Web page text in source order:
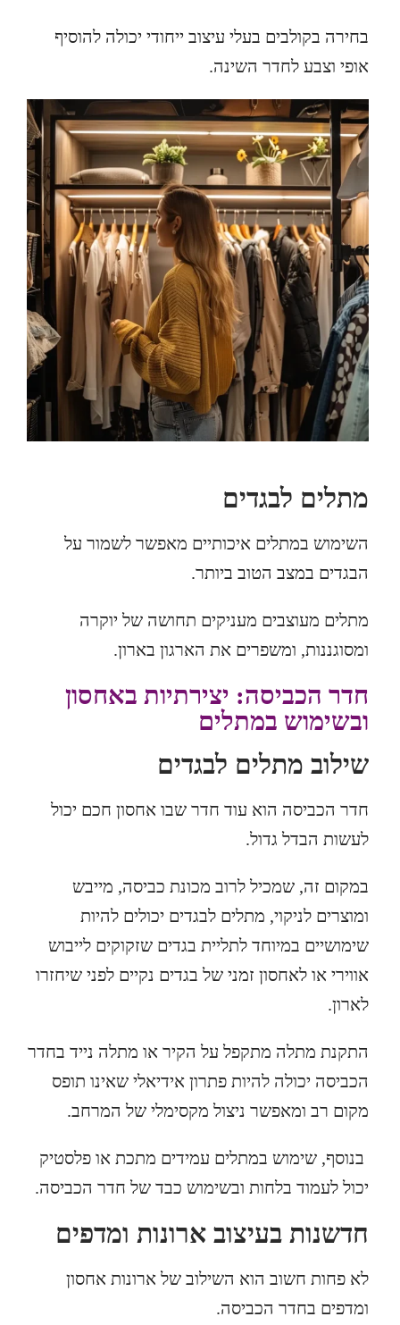
בחירה בקולבים בעלי עיצוב ייחודי יכולה להוסיף
אופי וצבע לחדר השינה.
מתלים לבגדים
השימוש במתלים איכותיים מאפשר לשמור על
הבגדים במצב הטוב ביותר.
מתלים מעוצבים מעניקים תחושה של יוקרה
ומסוגננות, ומשפרים את הארגון בארון.
חדר הכביסה: יצירתיות באחסון
ובשימוש במתלים
שילוב מתלים לבגדים
חדר הכביסה הוא עוד חדר שבו אחסון חכם יכול
לעשות הבדל גדול.
במקום זה, שמכיל לרוב מכונת כביסה, מייבש
ומוצרים לניקוי, מתלים לבגדים יכולים להיות
שימושיים במיוחד לתליית בגדים שזקוקים לייבוש
אווירי או לאחסון זמני של בגדים נקיים לפני שיחזרו
לארון.
התקנת מתלה מתקפל על הקיר או מתלה נייד בחדר
הכביסה יכולה להיות פתרון אידיאלי שאינו תופס
מקום רב ומאפשר ניצול מקסימלי של המרחב.
בנוסף, שימוש במתלים עמידים מתכת או פלסטיק
יכול לעמוד בלחות ובשימוש כבד של חדר הכביסה.
חדשנות בעיצוב ארונות ומדפים
לא פחות חשוב הוא השילוב של ארונות אחסון
ומדפים בחדר הכביסה.